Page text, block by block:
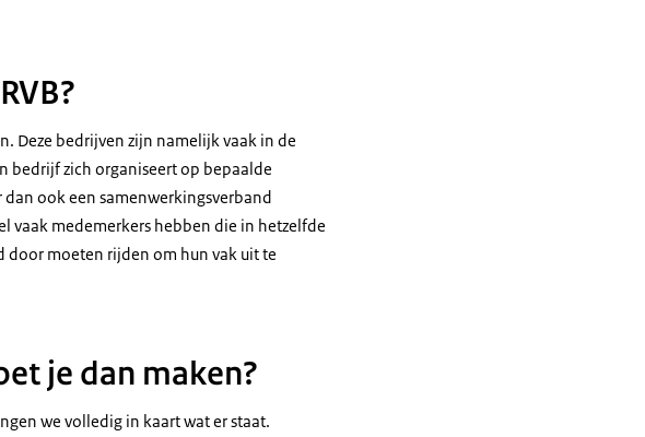
Deze bedrijven zijn namelijk vaak in de
bedrijf zich organiseert op bepaalde
ook een samenwerkingsverband
vaak medemerkers hebben die in hetzelfde
door moeten rijden om hun vak uit te
je dan maken?
we volledig in kaart wat er staat.